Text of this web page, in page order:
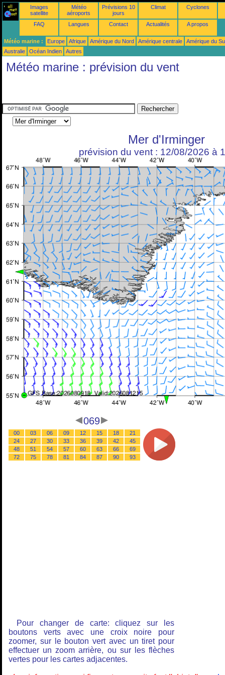
Images
satellite
Météo
aéroports
Prévisions 10
jours
Climat Cyclones
FAQ Langues Contact Actualités A propos
Météo marine : Europe Afrique Amérique du Nord Amérique centrale
Amérique du
Australie
Océan Indien Autres
Météo marine : prévision du vent
Mer d'Irminger
prévision du vent : 12/08/2026 à
069
00 03 06 09 12 15 18
21
24
27 30 33 36 39 42
45
48
51 54 57 60 63 66
69
72
75 78 81 84 87 90 93
Pour changer de carte: cliquez sur les
boutons verts avec une croix noire pour
zoomer, sur le bouton vert avec un tiret pour
effectuer un zoom arrière, ou sur les flèches
vertes pour les cartes adjacentes.